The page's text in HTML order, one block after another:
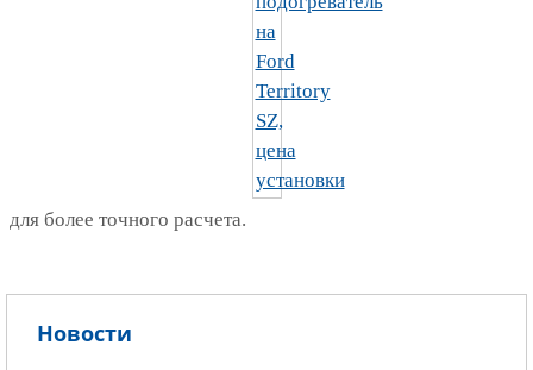
для более точного расчета.
Новости